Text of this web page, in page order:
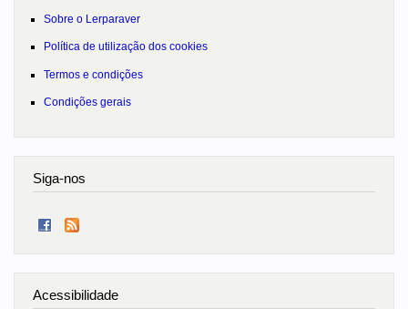
Sobre o Lerparaver
Política de utilização dos cookies
Termos e condições
Condições gerais
Siga-nos
Acessibilidade